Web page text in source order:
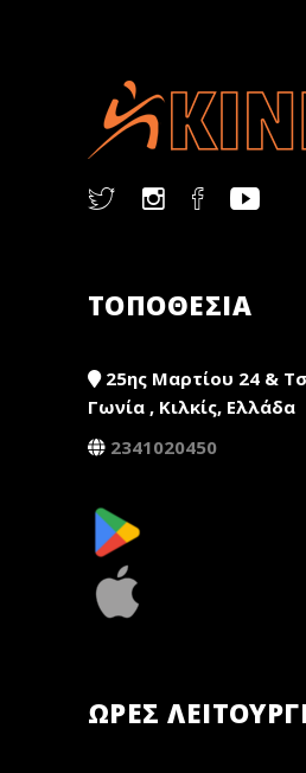
ΤΟΠΟΘΕΣΙΑ
25ης Μαρτίου 24 &
Γωνία , Κιλκίς, Ελλάδα
2341020450
ΏΡΕΣ